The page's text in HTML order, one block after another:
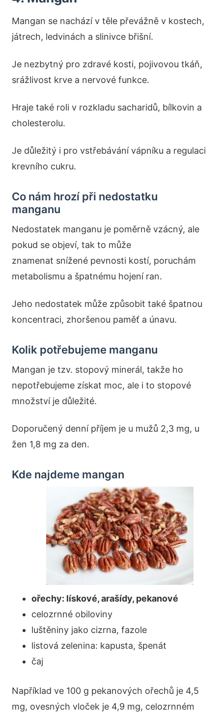
Mangan se nachází v těle převážně v kostech,
játrech, ledvinách a slinivce břišní.
Je nezbytný pro zdravé kosti, pojivovou tkáň,
srážlivost krve a nervové funkce.
Hraje také roli v rozkladu sacharidů, bílkovin a
cholesterolu.
Je důležitý i pro vstřebávání vápníku a regulaci
krevního cukru.
Co nám hrozí při nedostatku
manganu
Nedostatek manganu je poměrně vzácný, ale
pokud se objeví, tak to může
znamenat snížené pevnosti kostí, poruchám
metabolismu a špatnému hojení ran.
Jeho nedostatek může způsobit také špatnou
koncentraci, zhoršenou paměť a únavu.
Kolik potřebujeme manganu
Mangan je tzv. stopový minerál, takže ho
nepotřebujeme získat moc, ale i to stopové
množství je důležité.
Doporučený denní příjem je u mužů 2,3 mg, u
žen 1,8 mg za den.
Kde najdeme mangan
ořechy: lískové, arašídy, pekanové
celozrnné obiloviny
luštěniny jako cizrna, fazole
listová zelenina: kapusta, špenát
čaj
Například ve 100 g pekanových ořechů je 4,5
mg, ovesných vloček je 4,9 mg, celozrnném